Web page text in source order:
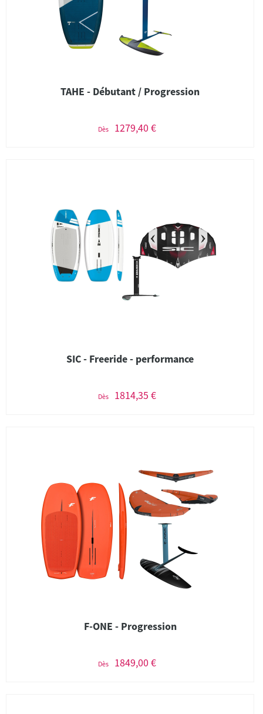
TAHE - Débutant / Progression
Dès 1279,40 €
SIC - Freeride - performance
Dès 1814,35 €
F-ONE - Progression
Dès 1849,00 €